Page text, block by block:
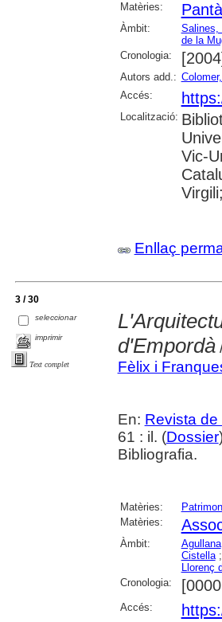
Matèries:
Àmbit: Salines,
de la
Cronologia:
Autors add.:
Accés:
Localització:
Vic-
Enllaç
3 / 30
seleccionar
imprimir
Text complet
d'Empordà
Fèlix i
En: Revista de
61 : il. (Dossier
Bibliografia.
Matèries:
Matèries:
Àmbit: Agullana
Cistella;
Llorenç
Cronologia:
Accés: